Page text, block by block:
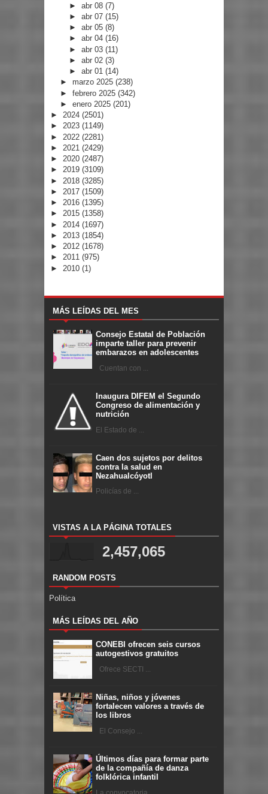
►abr 08(7)
►abr 07(15)
►abr 05(8)
►abr 04(16)
►abr 03(11)
►abr 02(3)
►abr 01(14)
► marzo 2025 (238)
► febrero 2025 (342)
► enero 2025 (201)
► 2024 (2501)
► 2023 (1149)
► 2022 (2281)
► 2021 (2429)
► 2020 (2487)
► 2019 (3109)
► 2018 (3285)
► 2017 (1509)
► 2016 (1395)
► 2015 (1358)
► 2014 (1697)
► 2013 (1854)
► 2012 (1678)
► 2011 (975)
► 2010 (1)
MÁS LEÍDAS DEL MES
Consejo Estatal de Población
imparte taller para prevenir
embarazos en adolescentes
Cuentan con ...
Inaugura DIFEM el Segundo
Congreso de alimentación y
nutrición
El Estado de ...
Caen dos sujetos por delitos
contra la salud en
Nezahualcóyotl
Policías de ...
VISTAS A LA PÁGINA TOTALES
2,457,065
RANDOM POSTS
Política
MÁS LEÍDAS DEL AÑO
CONEBI ofrecen seis cursos
autogestivos gratuitos
Ofrece SECTI ...
Niñas, niños y jóvenes
fortalecen valores a través de
los libros
El Consejo ...
Últimos días para formar parte
de la compañía de danza
folklórica infantil